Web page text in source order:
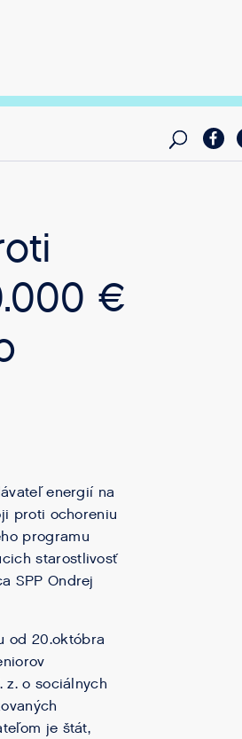
€
energií na
proti ochoreniu
programu
starostlivosť
SPP Ondrej
od 20.októbra
z. o sociálnych
je štát,